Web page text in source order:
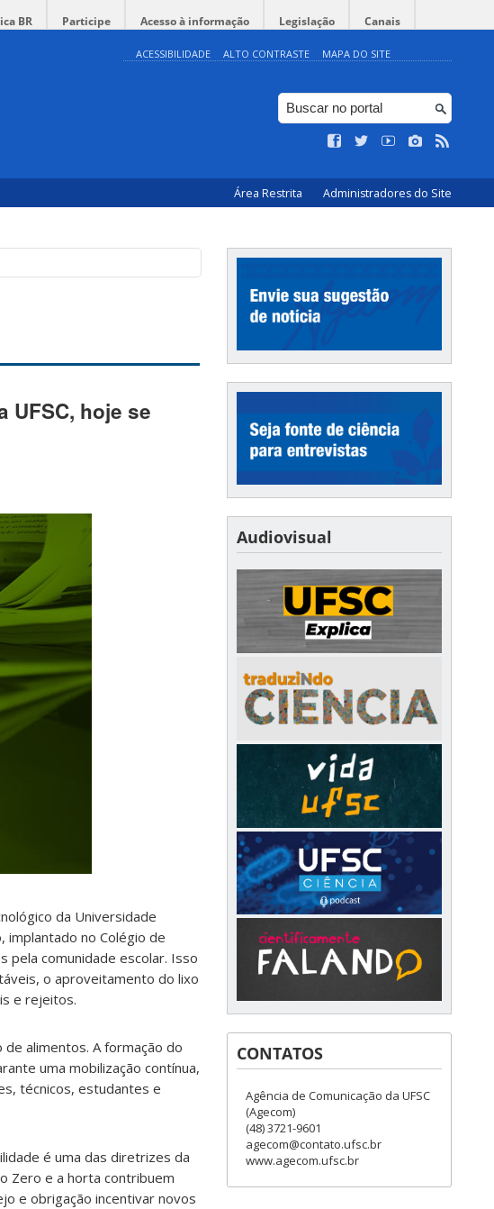
BR Participe Acesso à informação Legislação Canais
ACESSIBILIDADE ALTO CONTRASTE MAPA DO SITE
Área Restrita Administradores do Site
UFSC, hoje se
da Universidade
implantado no Colégio de
pela comunidade escolar. Isso
o aproveitamento do lixo
e rejeitos.
alimentos. A formação do
uma mobilização contínua,
técnicos, estudantes e
é uma das diretrizes da
Zero e a horta contribuem
e obrigação incentivar novos
Audiovisual
CONTATOS
Agência de Comunicação da UFSC
(Agecom)
(48) 3721-9601
agecom@contato.ufsc.br
www.agecom.ufsc.br